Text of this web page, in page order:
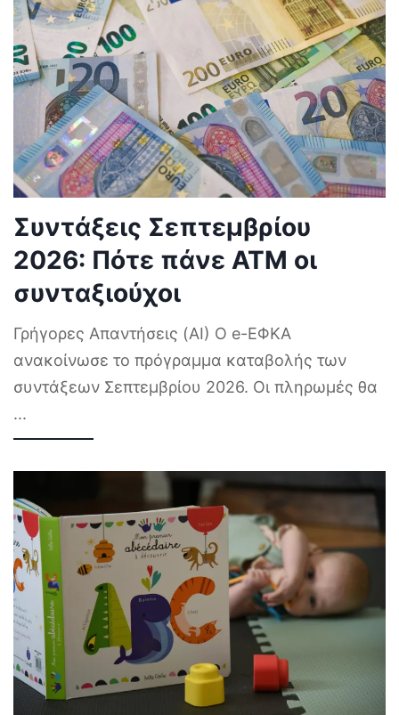
Συντάξεις Σεπτεμβρίου
2026: Πότε πάνε ΑΤΜ οι
συνταξιούχοι
Γρήγορες Απαντήσεις (AI) Ο e-ΕΦΚΑ
ανακοίνωσε το πρόγραμμα καταβολής των
συντάξεων Σεπτεμβρίου 2026. Οι πληρωμές θα
...